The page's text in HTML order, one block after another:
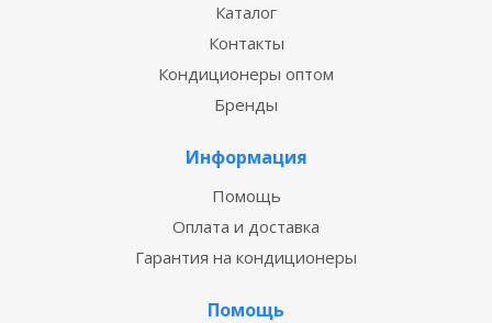
Каталог
Контакты
Кондиционеры оптом
Бренды
Информация
Помощь
Оплата и доставка
Гарантия на кондиционеры
Помощь